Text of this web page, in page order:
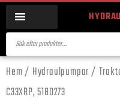
Hem/ Hydraulpumpar/
C33XRP, 5180273